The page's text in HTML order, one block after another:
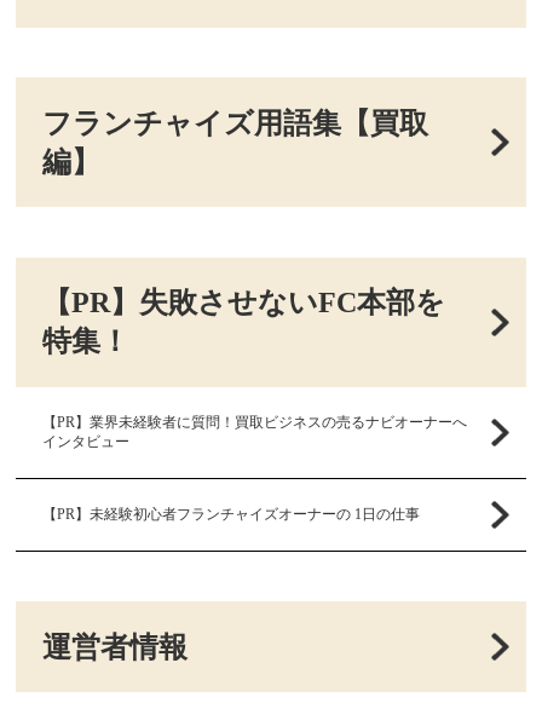
フランチャイズ用語集【買取
編】
【PR】失敗させないFC本部を
特集！
【PR】業界未経験者に質問！買取ビジネスの売るナビオーナーへ
インタビュー
【PR】未経験初心者フランチャイズオーナーの 1日の仕事
運営者情報